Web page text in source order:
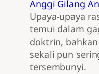
Anggi Gilang
Upaya-upaya
temui dalam
doktrin,
sekali pun
tersembunyi.